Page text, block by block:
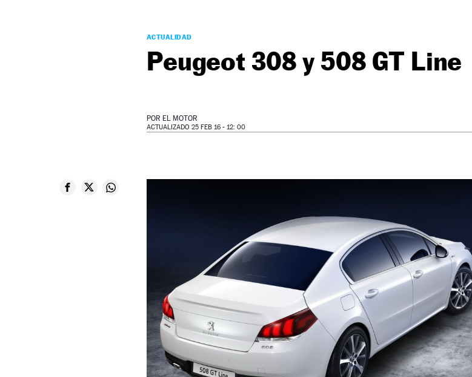
ACTUALIDAD
Peugeot 308 y 508 GT Line
POR EL MOTOR
ACTUALIZADO 25 FEB 16 - 12: 00